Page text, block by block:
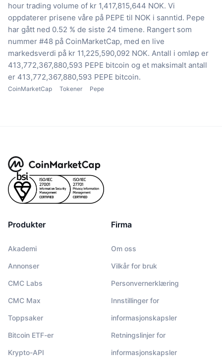
hour trading volume of kr 1,417,815,644 NOK. Vi
oppdaterer prisene våre på PEPE til NOK i sanntid. Pepe
har gått ned 0.52 % de siste 24 timene. Rangert som
nummer #48 på CoinMarketCap, med en live
markedsverdi på kr 11,225,590,092 NOK. Antall i omløp er
413,772,367,880,593 PEPE bitcoin og et maksimalt antall
er 413,772,367,880,593 PEPE bitcoin.
CoinMarketCap Tokener Pepe
Produkter
Akademi
Annonser
CMC Labs
CMC Max
Toppsaker
Bitcoin ETF-er
Krypto-API
Firma
Om oss
Vilkår for bruk
Personvernerklæring
Innstillinger for
informasjonskapsler
Retningslinjer for
informasjonskapsler